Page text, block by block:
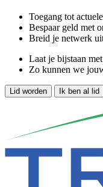
Toegang tot
Bespaar geld met
Breid je netwerk
Laat je bijstaan
Zo kunnen we
Lid worden Ik ben al lid